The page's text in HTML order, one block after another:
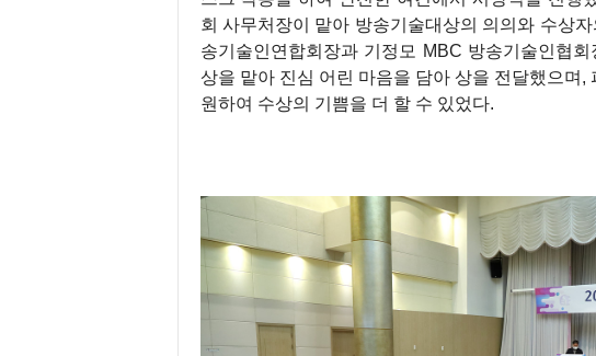
회 사무처장이 맡아 방송기술대상의 의의와 수상
송기술인연합회장과 기정모 MBC 방송기술인협
상을 맡아 진심 어린 마음을 담아 상을 전달했으며
원하여 수상의 기쁨을 더 할 수 있었다.